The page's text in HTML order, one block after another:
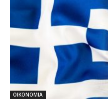
ΟΙΚΟΝΟΜΙΑ